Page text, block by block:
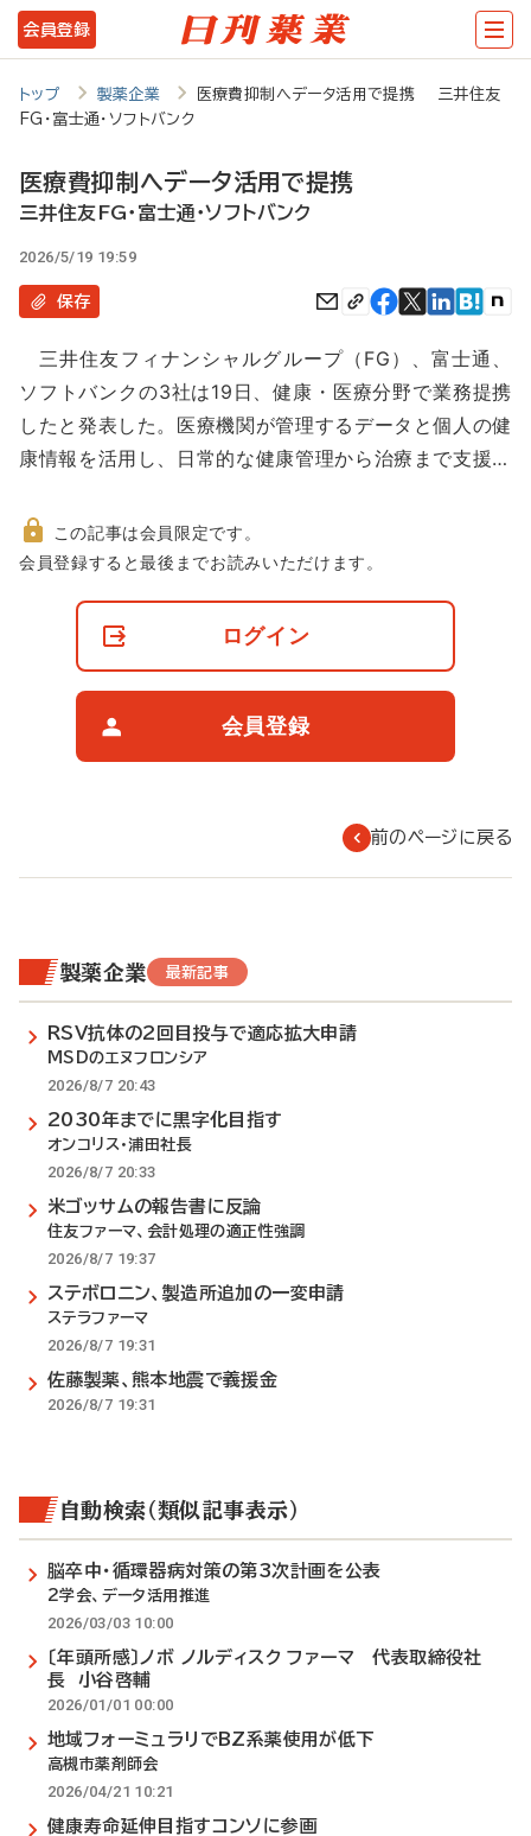
メ
イ
ツ
に
会員登録
トップ 製薬企業
医療費抑制へデータ活用で提携 三井住友
FG・富士通・ソフトバンク
医療費抑制へデータ活用で提携
三井住友FG・富士通・ソフトバンク
2026/5/19 19:59
保存
三井住友フィナンシャルグループ（FG）、富士通、
ソフトバンクの3社は19日、健康・医療分野で業務提携
したと発表した。医療機関が管理するデータと個人の健
康情報を活用し、日常的な健康管理から治療まで支援…
非
この記事は会員限定です。
会員登録すると最後までお読みいただけます。
ログイン
会員登録
前のページに戻る
製薬企業 最新記事
RSV抗体の2回目投与で適応拡大申請
MSDのエヌフロンシア
2026/8/7 20:43
2030年までに黒字化目指す
オンコリス・浦田社長
2026/8/7 20:33
米ゴッサムの報告書に反論
住友ファーマ、会計処理の適正性強調
2026/8/7 19:37
ステボロニン、製造所追加の一変申請
ステラファーマ
2026/8/7 19:31
佐藤製薬、熊本地震で義援金
2026/8/7 19:31
自動検索（類似記事表示）
脳卒中・循環器病対策の第3次計画を公表
2学会、データ活用推進
2026/03/03 10:00
〔年頭所感〕ノボ ノルディスク ファーマ 代表取締役社
長 小谷啓輔
2026/01/01 00:00
地域フォーミュラリでBZ系薬使用が低下
高槻市薬剤師会
2026/04/21 10:21
健康寿命延伸目指すコンソに参画